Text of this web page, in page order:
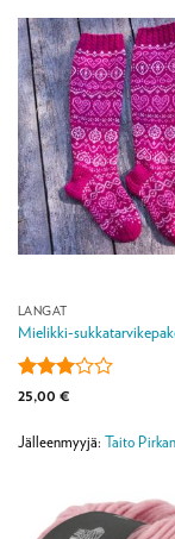
LANGAT
Mielikki-
Arvostelu
3 / 5
25,00 €
Jälleenmyyjä: Taito